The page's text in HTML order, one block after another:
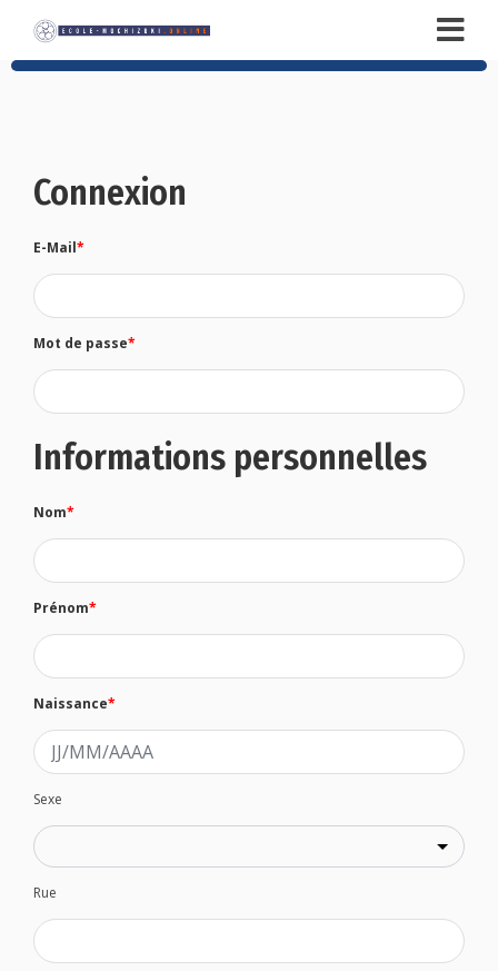
Connexion
E-Mail*
Mot de passe*
Informations personnelles
Nom*
Prénom*
Naissance*
Sexe
Rue